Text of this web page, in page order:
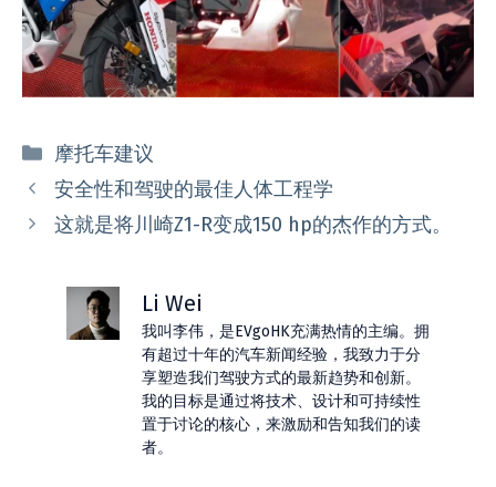
分
类
摩托车建议
安全性和驾驶的最佳人体工程学
这就是将川崎Z1-R变成150 hp的杰作的方式。
Li Wei
我叫李伟，是EVgoHK充满热情的主编。拥
有超过十年的汽车新闻经验，我致力于分
享塑造我们驾驶方式的最新趋势和创新。
我的目标是通过将技术、设计和可持续性
置于讨论的核心，来激励和告知我们的读
者。